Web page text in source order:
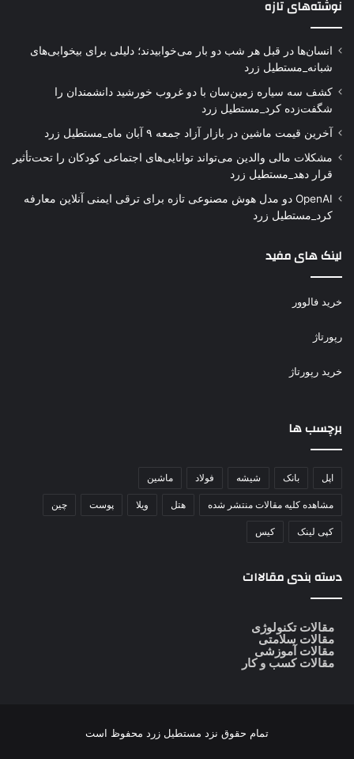
نوشته‌های تازه
انسان‌ها در قبل هر شب دو بار می‌خوابیدند؛ دلیلی برای بیخوابی‌های
شبانه_مستطیل زرد
کشف سه سیاره زمین‌سان با دو غروب خورشید دانشمندان را
شگفت‌زده کرد_مستطیل زرد
آخرین قیمت ماشین در بازار آزاد جمعه ۹ آبان ماه_مستطیل زرد
مشکلات مالی والدین می‌تواند توانایی‌های اجتماعی کودکان را تحت‌تأثیر
قرار دهد_مستطیل زرد
OpenAI دو مدل هوش مصنوعی تازه برای ترقی ایمنی آنلاین معارفه
کرد_مستطیل زرد
لینک های مفید
خرید فالوور
رپورتاژ
خرید رپورتاژ
برچسب ها
اپل بانک شیشه فولاد ماشین
مشاهده کلیه مقالات منتشر شده هتل ویلا پوست چین
کپی لینک کیس
دسته بندی مقالاات
مقالات تکنولوژی
مقالات سلامتی
مقالات آموزشی
مقالات کسب و کار
تمام حقوق نزد مستطیل زرد محفوظ است